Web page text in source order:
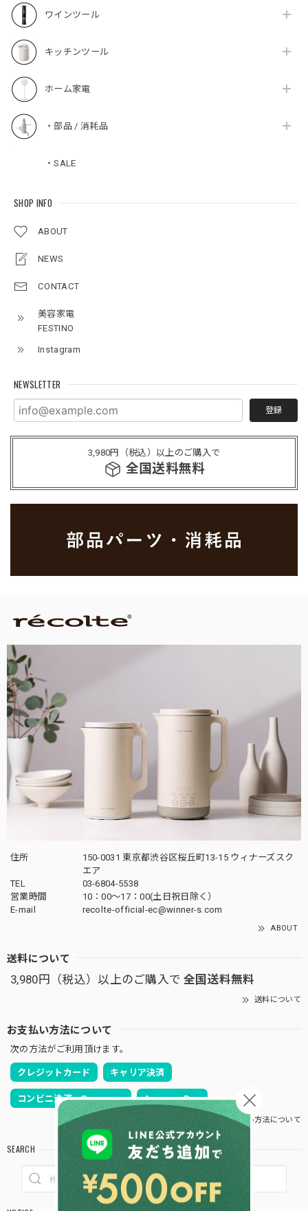
ワインツール
キッチンツール
ホーム家電
・部品 / 消耗品
・SALE
SHOP INFO
ABOUT
NEWS
CONTACT
美容家電
FESTINO
Instagram
NEWSLETTER
登録
3,980円（税込）以上のご購入で
全国送料無料
住所
150-0031 東京都渋谷区桜丘町13-15 ウィナーズスク
エア
TEL
03-6804-5538
営業時間
10：00〜17：00(土日祝日除く）
E-mail
recolte-official-ec@winner-s.com
ABOUT
送料について
3,980円（税込）以上のご購入で 全国送料無料
送料について
お支払い方法について
次の方法がご利用頂けます。
クレジットカード キャリア決済
コンビニ決済・Pay-easy Amazon Pay
お支払い方法について
SEARCH